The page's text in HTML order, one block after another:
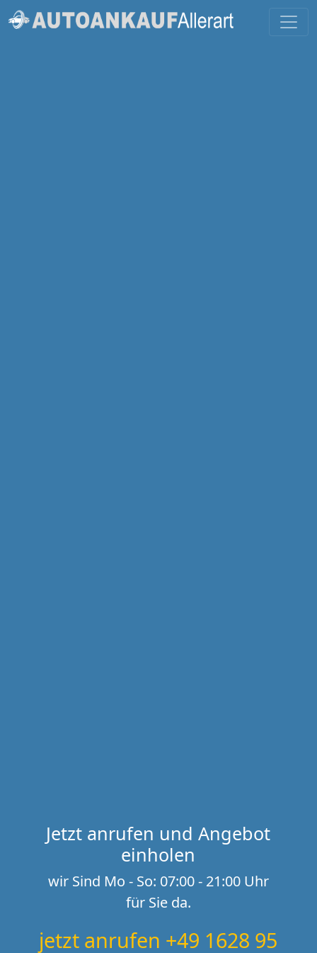
Jetzt anrufen und Angebot
einholen
wir Sind Mo - So: 07:00 - 21:00 Uhr
für Sie da.
jetzt anrufen +49 1628 95